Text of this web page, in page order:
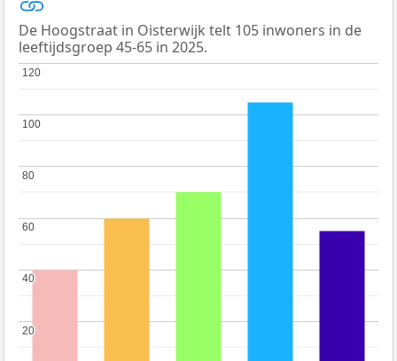
De Hoogstraat in Oisterwijk telt 105 inwoners in de
leeftijdsgroep 45-65 in 2025.
20
20
40
40
60
60
80
80
100
100
120
120